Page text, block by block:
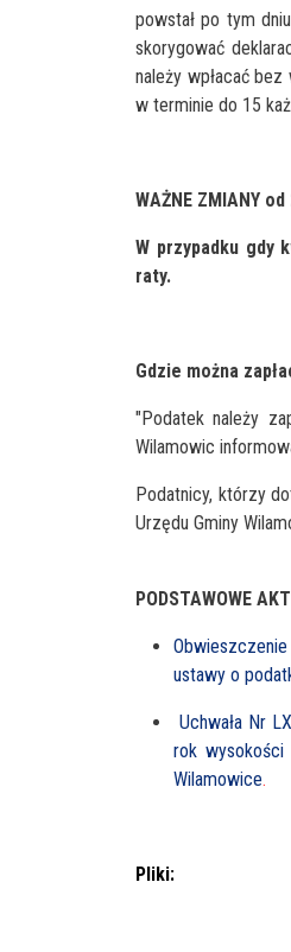
powstał po tym
skorygować
należy wpłacać
w terminie do 15
WAŻNE ZMIANY
W przypadku gdy
raty.
Gdzie można
"Podatek należy
Wilamowic
Podatnicy, którzy
Urzędu Gminy
PODSTAWOWE
ustawy o
Uchwała Nr
rok
Wilamowice.
Pliki: